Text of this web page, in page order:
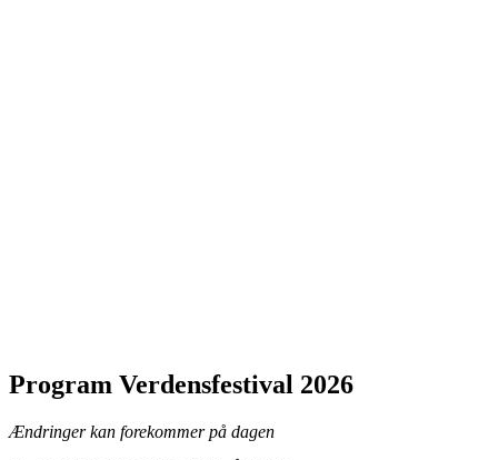
Program Verdensfestival 2026
Ændringer kan forekommer på dagen